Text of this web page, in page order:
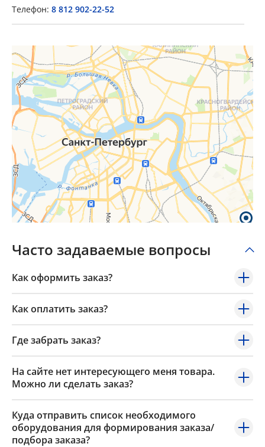
Телефон: 8 812 902-22-52
Часто задаваемые вопросы
Как оформить заказ?
Как оплатить заказ?
Где забрать заказ?
На сайте нет интересующего меня товара.
Можно ли сделать заказ?
Куда отправить список необходимого
оборудования для формирования заказа/
подбора заказа?
Popup Title
Popup Content